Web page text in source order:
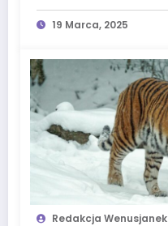
19 Marca, 2025
Redakcja Wenusjanek